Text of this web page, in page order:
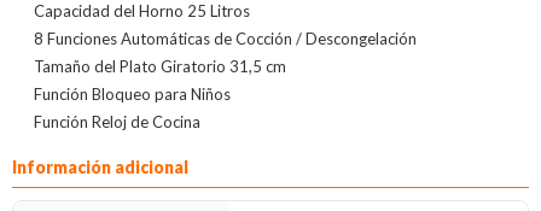
Capacidad del Horno 25 Litros
8 Funciones Automáticas de Cocción / Descongelación
Tamaño del Plato Giratorio 31,5 cm
Función Bloqueo para Niños
Función Reloj de Cocina
Información adicional